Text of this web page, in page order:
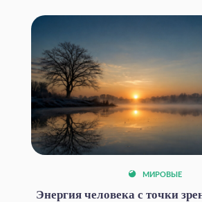
МИРОВЫЕ
Энергия человека с точки